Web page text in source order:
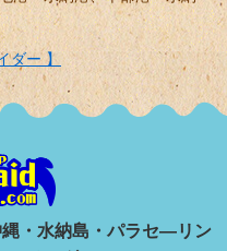
ダー 】
・水納島・パラセ―リン